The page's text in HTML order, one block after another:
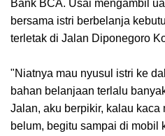
Bank BCA. Usai mengambil
bersama istri berbelanja
terletak di Jalan Diponegoro
"Niatnya mau nyusul istri ke
bahan belanjaan terlalu
Jalan, aku berpikir, kalau kaca
belum, begitu sampai di mobil